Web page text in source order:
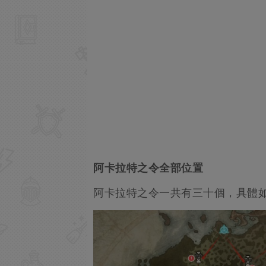
阿卡拉特之令全部位置
阿卡拉特之令一共有三十個，具體